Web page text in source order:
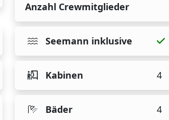
Anzahl Crewmitglieder
Seemann inklusive
Kabinen 4
Bäder 4